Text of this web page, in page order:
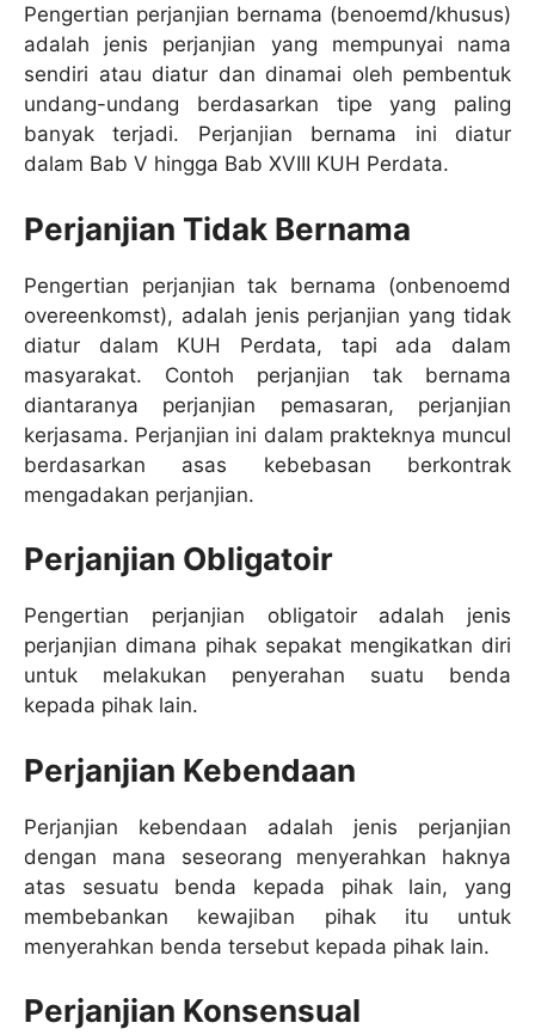
Pengertian perjanjian bernama (benoemd/khusus)
adalah jenis perjanjian yang mempunyai nama
sendiri atau diatur dan dinamai oleh pembentuk
undang-undang berdasarkan tipe yang paling
banyak terjadi. Perjanjian bernama ini diatur
dalam Bab V hingga Bab XVIII KUH Perdata.
Perjanjian Tidak Bernama
Pengertian perjanjian tak bernama (onbenoemd
overeenkomst), adalah jenis perjanjian yang tidak
diatur dalam KUH Perdata, tapi ada dalam
masyarakat. Contoh perjanjian tak bernama
diantaranya perjanjian pemasaran, perjanjian
kerjasama. Perjanjian ini dalam prakteknya muncul
berdasarkan asas kebebasan berkontrak
mengadakan perjanjian.
Perjanjian Obligatoir
Pengertian perjanjian obligatoir adalah jenis
perjanjian dimana pihak sepakat mengikatkan diri
untuk melakukan penyerahan suatu benda
kepada pihak lain.
Perjanjian Kebendaan
Perjanjian kebendaan adalah jenis perjanjian
dengan mana seseorang menyerahkan haknya
atas sesuatu benda kepada pihak lain, yang
membebankan kewajiban pihak itu untuk
menyerahkan benda tersebut kepada pihak lain.
Perjanjian Konsensual